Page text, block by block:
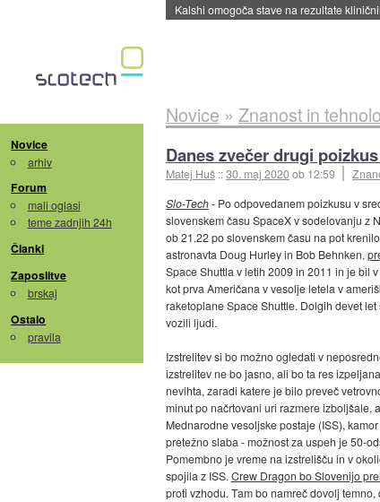
Sandisk že prodal več kot polovico SSD-
Novice
arhiv
Forum
mali oglasi
teme zadnjih 24h
Članki
Zaposlitve
brskaj
Ostalo
pravila
Novice » Znanost in
Danes zvečer drugi
Matej Huš ::30. maj 2020ob 12:59
Slo-Tech- Po odpovedanem poizkusu v
slovenskem času SpaceX v sodelovanju z
ob 21.22 po slovenskem času na pot
astronavta Doug Hurley in Bob Behnken,
Space Shuttla v letih 2009 in 2011 in je bil
kot prva Američana v vesolje letela v
raketoplane Space Shuttle. Dolgih devet
vozili ljudi.
Izstrelitev si bo možno ogledati v
izstrelitev ne bo jasno, ali bo ta res
nevihta, zaradi katere je bilo preveč
minut po načrtovani uri razmere izboljšale,
Mednarodne vesoljske postaje (ISS),
pretežno slaba - možnost za uspeh je 50-
Pomembno je vreme na izstrelišču in v
spojila z ISS. Crew Dragon bo Slovenijo
proti vzhodu. Tam bo namreč dovolj